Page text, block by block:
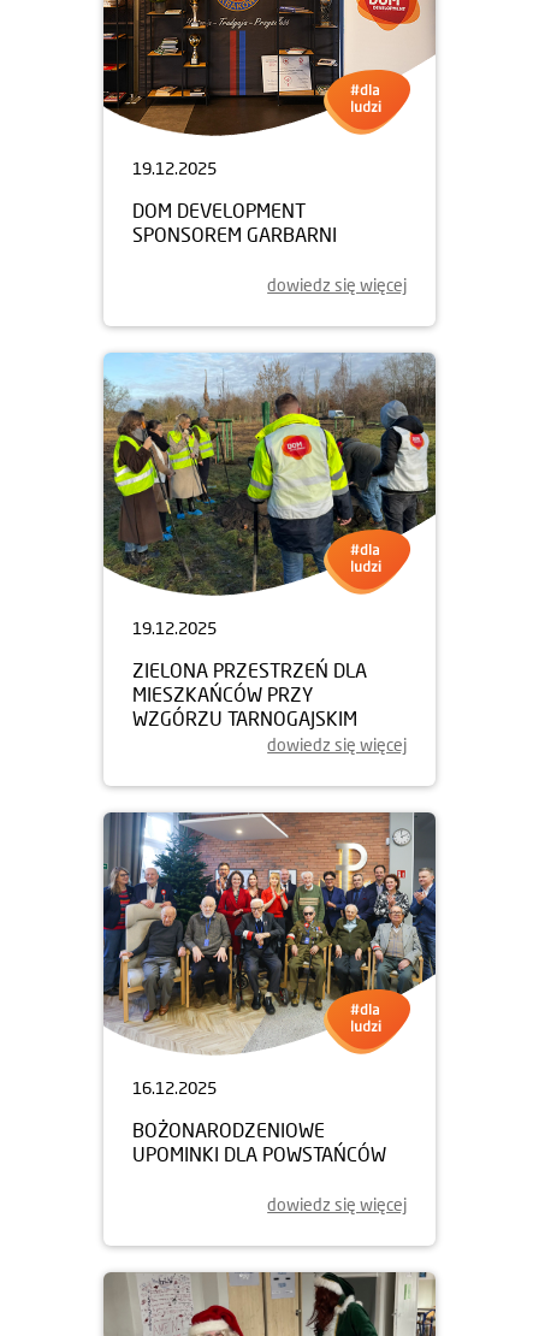
19.12.2025
DOM DEVELOPMENT
SPONSOREM GARBARNI
dowiedz się więcej
19.12.2025
ZIELONA PRZESTRZEŃ DLA
MIESZKAŃCÓW PRZY
WZGÓRZU TARNOGAJSKIM
dowiedz się więcej
16.12.2025
BOŻONARODZENIOWE
UPOMINKI DLA POWSTAŃCÓW
dowiedz się więcej